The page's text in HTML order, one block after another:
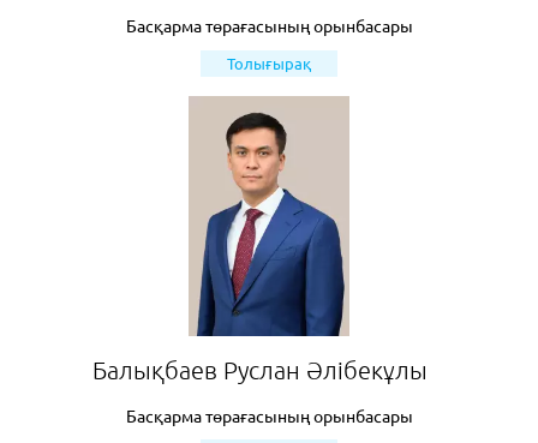
Басқарма төрағасының орынбасары
Толығырақ
Балықбаев Руслан Әлібекұлы
Басқарма төрағасының орынбасары